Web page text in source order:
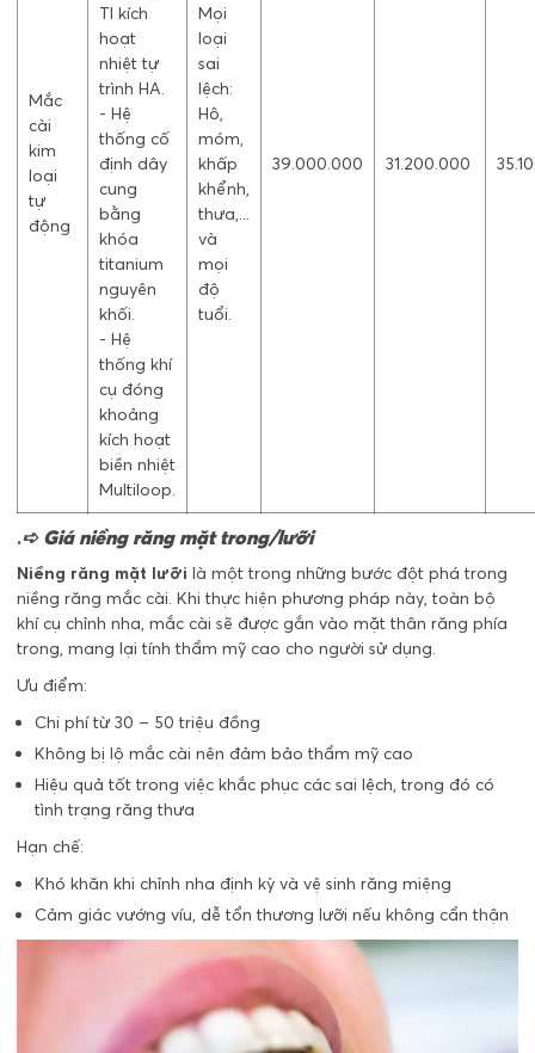
Mắc
cài
kim
loại
tự
động
TI kích
hoạt
nhiệt tự
trình HA.
- Hệ
thống cố
định dây
cung
bằng
khóa
titanium
nguyên
khối.
- Hệ
thống khí
cụ đóng
khoảng
kích hoạt
biền nhiệt
Multiloop.
Mọi
loại
sai
lệch:
Hô,
móm,
khấp
khểnh,
thưa,...
và
mọi
độ
tuổi.
39.000.000 31.200.000
.➪ Giá niềng răng mặt trong/lưỡi
Niềng răng mặt lưỡi là một trong những bước đột phá trong
niềng răng mắc cài. Khi thực hiện phương pháp này, toàn bộ
khí cụ chỉnh nha, mắc cài sẽ được gắn vào mặt thân răng phía
trong, mang lại tính thẩm mỹ cao cho người sử dụng.
Ưu điểm:
Chi phí từ 30 – 50 triệu đồng
Không bị lộ mắc cài nên đảm bảo thẩm mỹ cao
Hiệu quả tốt trong việc khắc phục các sai lệch, trong đó có
tình trạng răng thưa
Hạn chế:
Khó khăn khi chỉnh nha định kỳ và vệ sinh răng miệng
Cảm giác vướng víu, dễ tổn thương lưỡi nếu không cẩn thận